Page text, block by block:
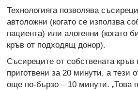
Технологияга позволява
автоложни (когато се използва
пациента) или алогенни (когато
кръв от подходящ донор).
Съсиреците от собствената кръв
приготвени за 20 минути, а тези
още по-бързо – 10 минути. „Това